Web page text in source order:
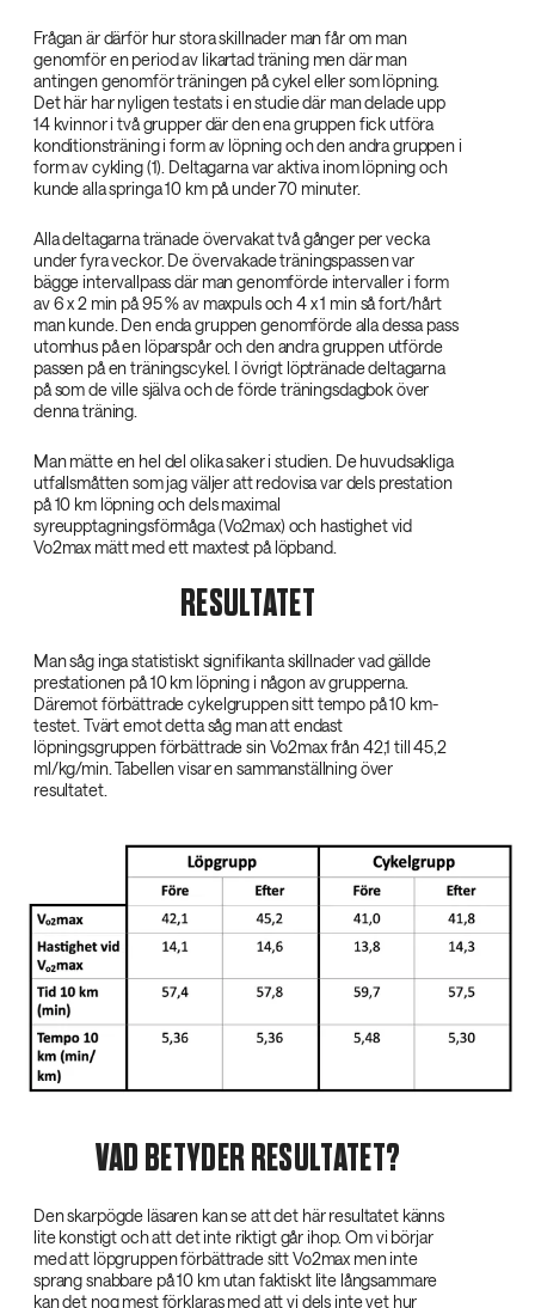
Frågan är därför hur stora skillnader man får om man
genomför en period av likartad träning men där man
antingen genomför träningen på cykel eller som löpning.
Det här har nyligen testats i en studie där man delade upp
14 kvinnor i två grupper där den ena gruppen fick utföra
konditionsträning i form av löpning och den andra gruppen i
form av cykling (1). Deltagarna var aktiva inom löpning och
kunde alla springa 10 km på under 70 minuter.
Alla deltagarna tränade övervakat två gånger per vecka
under fyra veckor. De övervakade träningspassen var
bägge intervallpass där man genomförde intervaller i form
av 6 x 2 min på 95 % av maxpuls och 4 x 1 min så fort/hårt
man kunde. Den enda gruppen genomförde alla dessa pass
utomhus på en löparspår och den andra gruppen utförde
passen på en träningscykel. I övrigt löptränade deltagarna
på som de ville själva och de förde träningsdagbok över
denna träning.
Man mätte en hel del olika saker i studien. De huvudsakliga
utfallsmåtten som jag väljer att redovisa var dels prestation
på 10 km löpning och dels maximal
syreupptagningsförmåga (Vo2max) och hastighet vid
Vo2max mätt med ett maxtest på löpband.
RESULTATET
Man såg inga statistiskt signifikanta skillnader vad gällde
prestationen på 10 km löpning i någon av grupperna.
Däremot förbättrade cykelgruppen sitt tempo på 10 km-
testet. Tvärt emot detta såg man att endast
löpningsgruppen förbättrade sin Vo2max från 42,1 till 45,2
ml/kg/min. Tabellen visar en sammanställning över
resultatet.
VAD BETYDER RESULTATET?
Den skarpögde läsaren kan se att det här resultatet känns
lite konstigt och att det inte riktigt går ihop. Om vi börjar
med att löpgruppen förbättrade sitt Vo2max men inte
sprang snabbare på 10 km utan faktiskt lite långsammare
kan det nog mest förklaras med att vi dels inte vet hur